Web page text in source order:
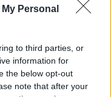
Personal
to third parties, or
information for
the below opt-out
note that after your
sito o
Droga